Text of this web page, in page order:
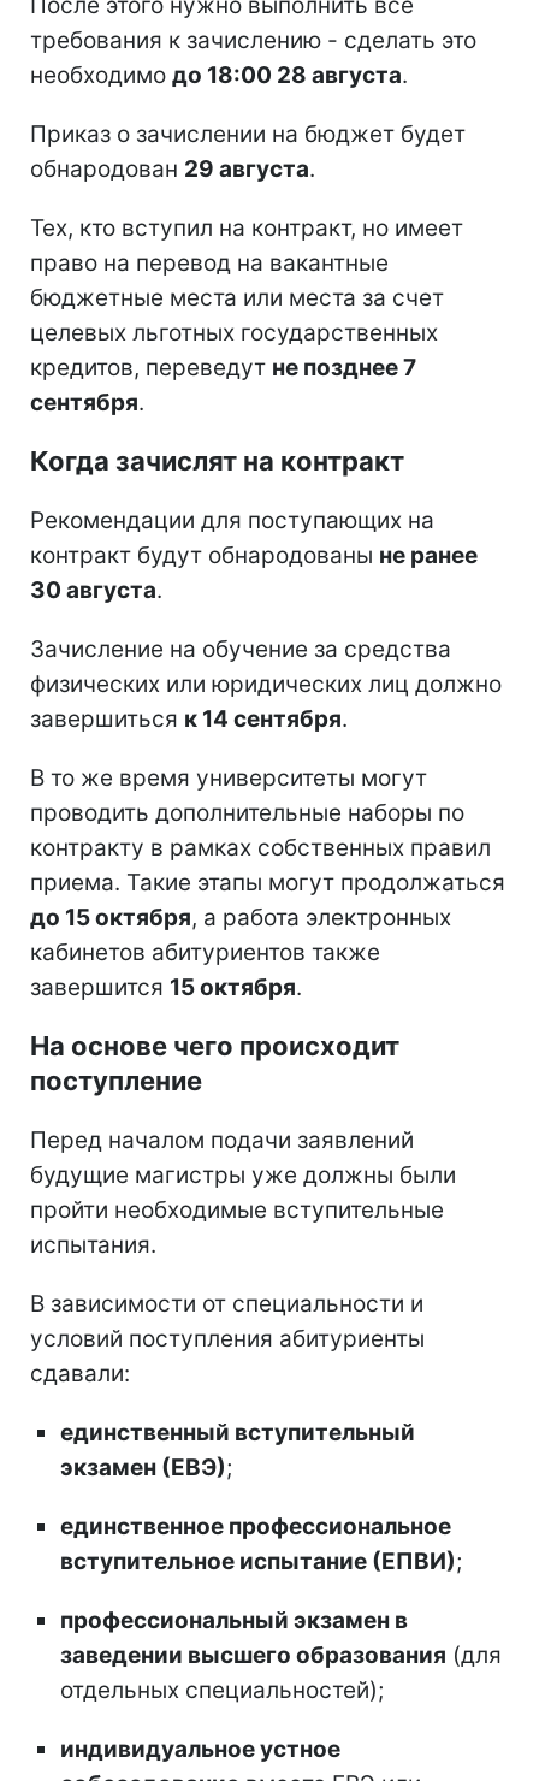
требования к зачислению - сделать это
необходимо до 18:00 28 августа.
Приказ о зачислении на бюджет будет
обнародован 29 августа.
Тех, кто вступил на контракт, но имеет
право на перевод на вакантные
бюджетные места или места за счет
целевых льготных государственных
кредитов, переведут не позднее 7
сентября.
Когда зачислят на контракт
Рекомендации для поступающих на
контракт будут обнародованы не ранее
30 августа.
Зачисление на обучение за средства
физических или юридических лиц должно
завершиться к 14 сентября.
В то же время университеты могут
проводить дополнительные наборы по
контракту в рамках собственных правил
приема. Такие этапы могут продолжаться
до 15 октября, а работа электронных
кабинетов абитуриентов также
завершится 15 октября.
На основе чего происходит
поступление
Перед началом подачи заявлений
будущие магистры уже должны были
пройти необходимые вступительные
испытания.
В зависимости от специальности и
условий поступления абитуриенты
сдавали:
единственный вступительный
экзамен (ЕВЭ);
единственное профессиональное
вступительное испытание (ЕПВИ);
профессиональный экзамен в
заведении высшего образования (для
отдельных специальностей);
индивидуальное устное